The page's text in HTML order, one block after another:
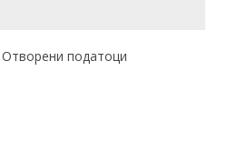
Отворени податоци